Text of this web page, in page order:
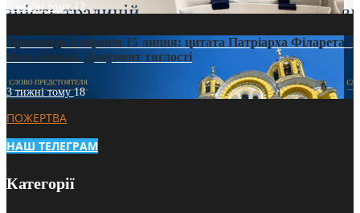
3 тижні тому12
Проповідь Епіфанія 15 липня: цитата Патріарха Філарета з
його амвона. Документ тяглості
3 тижні тому18
ПОЖЕРТВА
НАШ ТЕЛЕГРАМ
Категорії